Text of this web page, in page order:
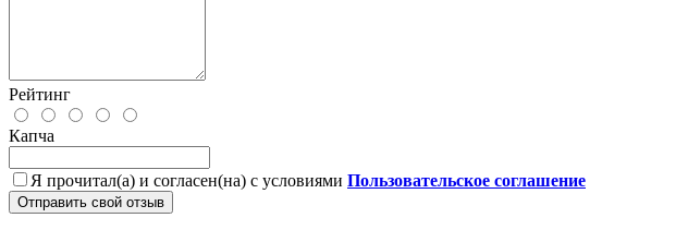
Рейтинг
Капча
Я прочитал(а) и согласен(на) с условиями Пользовательское соглашение
Отправить свой отзыв